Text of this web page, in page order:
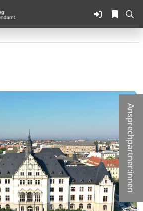
Ansprechpartner:innen